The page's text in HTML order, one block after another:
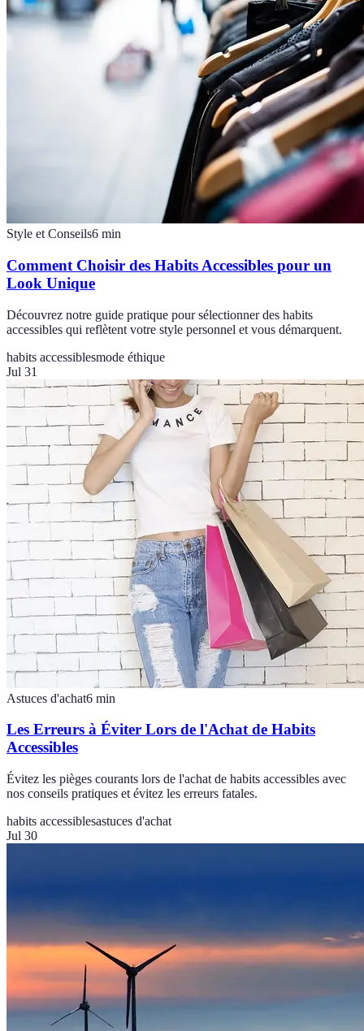
Style et Conseils6 min
Comment Choisir des Habits Accessibles pour un
Look Unique
Découvrez notre guide pratique pour sélectionner des habits
accessibles qui reflètent votre style personnel et vous démarquent.
habits accessiblesmode éthique
Jul 31
Astuces d'achat6 min
Les Erreurs à Éviter Lors de l'Achat de Habits
Accessibles
Évitez les pièges courants lors de l'achat de habits accessibles avec
nos conseils pratiques et évitez les erreurs fatales.
habits accessiblesastuces d'achat
Jul 30